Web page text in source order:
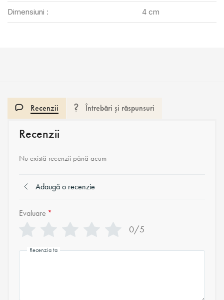
Dimensiuni : 4 cm
Recenzii Întrebări și răspunsuri
Recenzii
Nu există recenzii până acum
Adaugă o recenzie
Evaluare *
0/5
Recenzia ta